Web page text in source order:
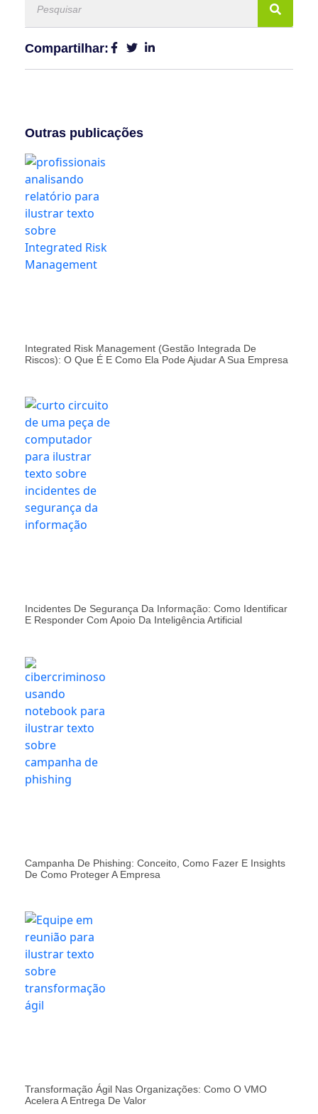
Compartilhar:
Outras publicações
Integrated Risk Management (Gestão Integrada De
Riscos): O Que É E Como Ela Pode Ajudar A Sua Empresa
Incidentes De Segurança Da Informação: Como Identificar
E Responder Com Apoio Da Inteligência Artificial
Campanha De Phishing: Conceito, Como Fazer E Insights
De Como Proteger A Empresa
Transformação Ágil Nas Organizações: Como O VMO
Acelera A Entrega De Valor